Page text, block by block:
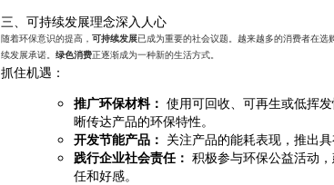
三、可持续发展理念深入人心
随着环保意识的提高，可持续发展已成为重要的社会议题。越来越多的消费者在
续发展承诺。绿色消费正逐渐成为一种新的生活方式。
抓住机遇：
推广环保材料： 使用可回收、可再生或低挥
晰传达产品的环保特性。
开发节能产品： 关注产品的能耗表现，推出
践行企业社会责任： 积极参与环保公益活动
任和好感。